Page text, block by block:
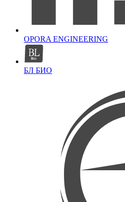
OPORA ENGINEERING
БЛ БИО